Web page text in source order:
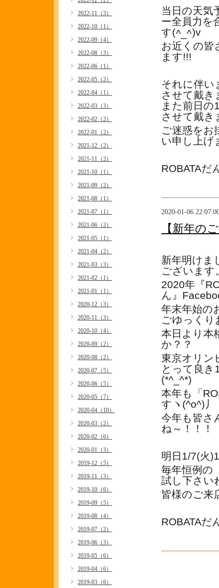
当日の天気
ー全員力を
す(^_^)v
お近くの皆
ます!!!
それに伴い
させて戴き
また前日の
させて戴き
ご迷惑をお
い申し上げ
ROBATAだ
2020-01-06
【新年の
新年明けま
ございます
2020年『
ん』
年末年始の
ごゆっくり
本日より本
か？？
東京オリン
とって良き
(*^_^*)
本年も「
すヽ(^o^)丿
今年も皆さ
ね～！！！
明日1/7(火
毎年恒例の
試し下さい
皆様のご来
ROBATA
2022-11（3）
2022-10（1）
2022-09（4）
2022-08（3）
2022-06（1）
2022-05（2）
2022-04（1）
2022-03（3）
2022-02（2）
2022-01（2）
2021-12（2）
2021-11（2）
2021-10（1）
2021-09（2）
2021-08（1）
2021-07（1）
2021-06（2）
2021-05（1）
2021-04（2）
2021-03（3）
2021-02（1）
2021-01（1）
2020-12（3）
2020-11（3）
2020-10（4）
2020-09（2）
2020-08（2）
2020-07（5）
2020-06（5）
2020-05（7）
2020-04（10）
2020-03（2）
2020-02（6）
2020-01（3）
2019-12（5）
2019-11（3）
2019-10（6）
2019-09（5）
2019-08（4）
2019-07（2）
2019-06（3）
2019-05（6）
2019-04（6）
2019-03（6）